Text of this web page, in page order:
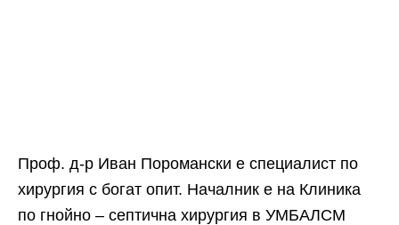
Проф. д-р Иван Поромански е специалист по
хирургия с богат опит. Началник е на Клиника
по гнойно – септична хирургия в УМБАЛСМ